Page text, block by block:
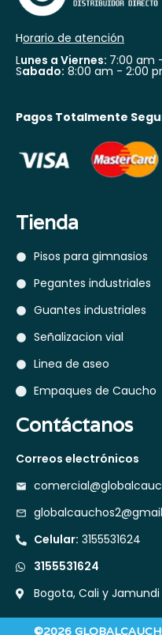
Horario de atención
Lunes a Viernes: 7:00 am
Sabado: 8:00 am - 2:00
Pagos Totalmente
Tienda
Pisos para gimnasios
Pegantes industriales
Guantes industriales
Señalizacion vial
Linea de aseo
Empaques de Caucho
Contáctanos
Correos electrónicos
Celular: 3155531624
3155531624
Bogota, Cali y Jamundi
©2026